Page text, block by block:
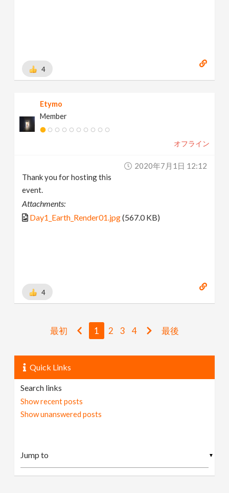
4
Etymo
Member
オフライン
2020年7月1日 12:12
Thank you for hosting this
event.
Attachments:
Day1_Earth_Render01.jpg(567.0 KB)
4
最初 1 2 3 4 最後
Quick Links
Search links
Show recent posts
Show unanswered posts
▼